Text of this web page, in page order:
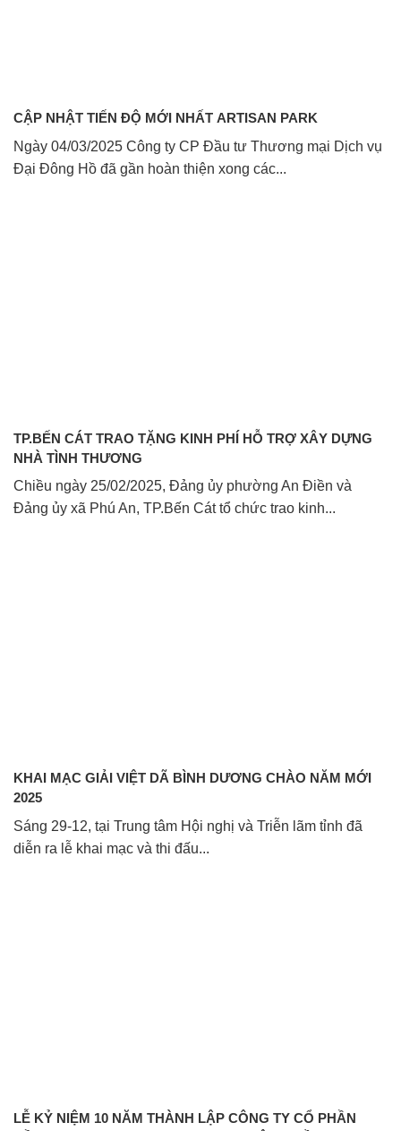
CẬP NHẬT TIẾN ĐỘ MỚI NHẤT ARTISAN PARK
Ngày 04/03/2025 Công ty CP Đầu tư Thương mại Dịch vụ
Đại Đông Hồ đã gần hoàn thiện xong các...
TP.BẾN CÁT TRAO TẶNG KINH PHÍ HỖ TRỢ XÂY DỰNG
NHÀ TÌNH THƯƠNG
Chiều ngày 25/02/2025, Đảng ủy phường An Điền và
Đảng ủy xã Phú An, TP.Bến Cát tổ chức trao kinh...
KHAI MẠC GIẢI VIỆT DÃ BÌNH DƯƠNG CHÀO NĂM MỚI
2025
Sáng 29-12, tại Trung tâm Hội nghị và Triễn lãm tỉnh đã
diễn ra lễ khai mạc và thi đấu...
LỄ KỶ NIỆM 10 NĂM THÀNH LẬP CÔNG TY CỔ PHẦN